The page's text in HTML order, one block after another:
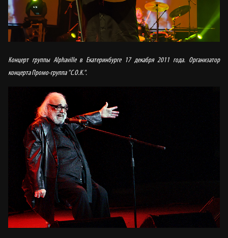
Концерт группы Alphaville в Екатеринбурге 17 декабря 2011 года. Организатор
концерта Промо-группа "С.О.К.".